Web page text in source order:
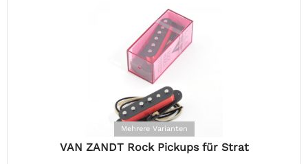
Mehrere Varianten
VAN ZANDT Rock Pickups für Strat